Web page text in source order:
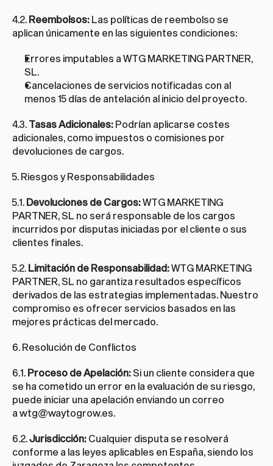
4.2. Reembolsos: Las políticas de reembolso se
aplican únicamente en las siguientes condiciones:
Errores imputables a WTG MARKETING PARTNER,
SL.
Cancelaciones de servicios notificadas con al
menos 15 días de antelación al inicio del proyecto.
4.3. Tasas Adicionales: Podrían aplicarse costes
adicionales, como impuestos o comisiones por
devoluciones de cargos.
5. Riesgos y Responsabilidades
5.1. Devoluciones de Cargos: WTG MARKETING
PARTNER, SL no será responsable de los cargos
incurridos por disputas iniciadas por el cliente o sus
clientes finales.
5.2. Limitación de Responsabilidad: WTG MARKETING
PARTNER, SL no garantiza resultados específicos
derivados de las estrategias implementadas. Nuestro
compromiso es ofrecer servicios basados en las
mejores prácticas del mercado.
6. Resolución de Conflictos
6.1. Proceso de Apelación: Si un cliente considera que
se ha cometido un error en la evaluación de su riesgo,
puede iniciar una apelación enviando un correo
a wtg@waytogrow.es.
6.2. Jurisdicción: Cualquier disputa se resolverá
conforme a las leyes aplicables en España, siendo los